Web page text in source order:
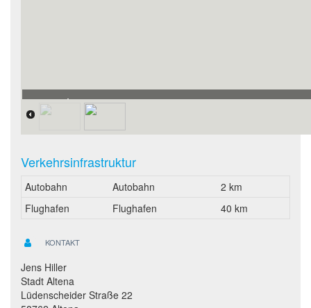
Verkehrsinfrastruktur
Autobahn Autobahn
2 km
Flughafen
Flughafen 40 km
KONTAKT
Jens Hiller
Stadt Altena
Lüdenscheider Straße 22